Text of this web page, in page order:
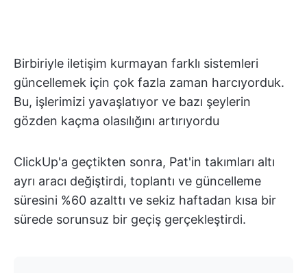
Birbiriyle iletişim kurmayan farklı sistemleri
güncellemek için çok fazla zaman harcıyorduk.
Bu, işlerimizi yavaşlatıyor ve bazı şeylerin
gözden kaçma olasılığını artırıyordu
ClickUp'a geçtikten sonra, Pat'in takımları altı
ayrı aracı değiştirdi, toplantı ve güncelleme
süresini %60 azalttı ve sekiz haftadan kısa bir
sürede sorunsuz bir geçiş gerçekleştirdi.